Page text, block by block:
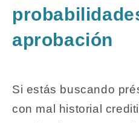
aprobación
Si estás buscando
con mal historial